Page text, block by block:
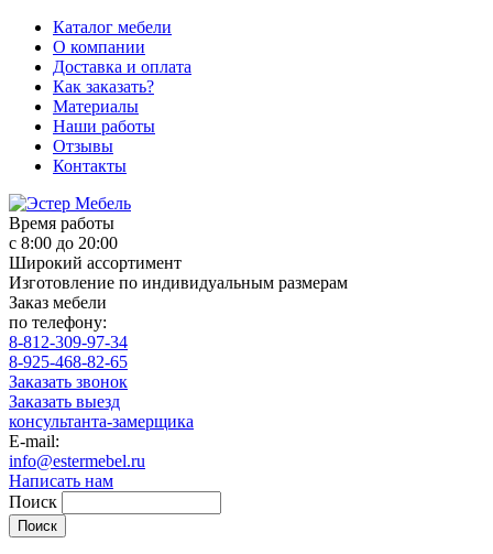
Каталог мебели
О компании
Доставка и оплата
Как заказать?
Материалы
Наши работы
Отзывы
Контакты
Время работы
с 8:00 до 20:00
Широкий ассортимент
Изготовление по индивидуальным размерам
Заказ мебели
по телефону:
8-812-309-97-34
8-925-468-82-65
Заказать звонок
Заказать выезд
консультанта-замерщика
E-mail:
info@estermebel.ru
Написать нам
Поиск